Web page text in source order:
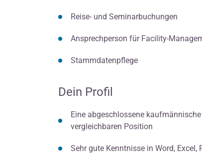
Reise- und Seminarbuchungen
Ansprechperson für Facility-
Stammdatenpflege
Dein Profil
Eine abgeschlossene
vergleichbaren Position
Sehr gute Kenntnisse in Word, Excel,